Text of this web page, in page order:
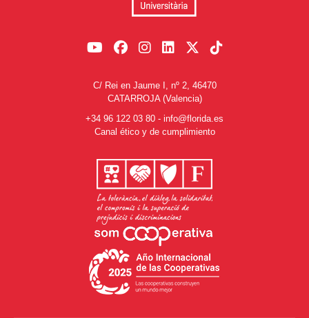
C/ Rei en Jaume I, nº 2, 46470
CATARROJA (Valencia)
+34 96 122 03 80 - info@florida.es
Canal ético y de cumplimiento